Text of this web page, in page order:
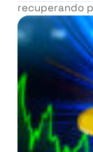
recuperando